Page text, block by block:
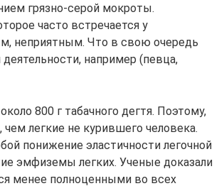
грязно-серой мокроты.
часто встречается у
неприятным. Что в свою очередь
например (певца,
800 г табачного дегтя. Поэтому,
легкие не курившего человека.
понижение эластичности легочной
эмфиземы легких. Ученые доказали
менее полноценными во всех